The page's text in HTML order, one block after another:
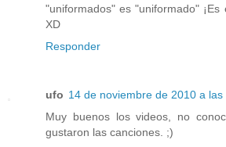
"uniformados" es "uniformado" ¡Es
XD
Responder
ufo 14 de noviembre de 2010 a las
Muy buenos los videos, no
gustaron las canciones. ;)